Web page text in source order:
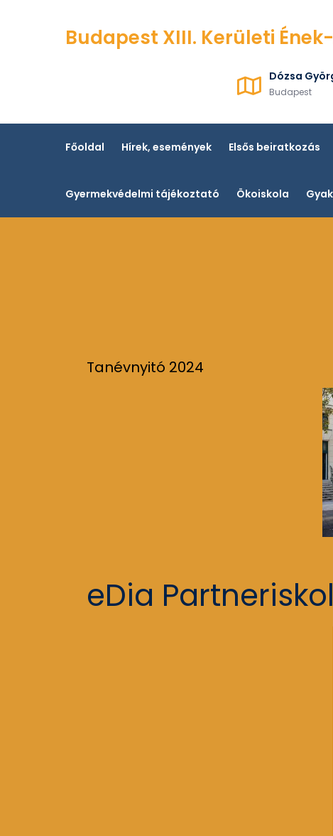
Budapest XIII. Kerületi
Dózsa
Budapest
Főoldal Hírek, események Elsős beiratkozás
Gyermekvédelmi tájékoztató Ökoiskola
Tanévnyitó 2024
eDia